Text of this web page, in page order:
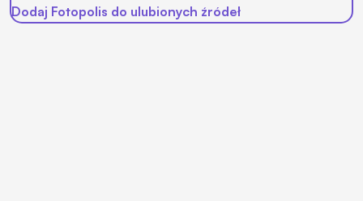
Dodaj Fotopolis do ulubionych źródeł